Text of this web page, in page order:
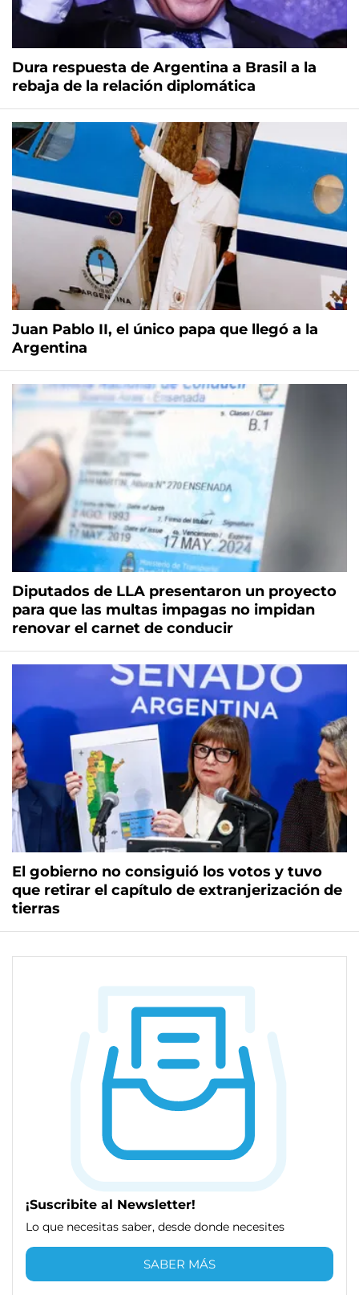
Dura respuesta de Argentina a Brasil a la
rebaja de la relación diplomática
Juan Pablo II, el único papa que llegó a la
Argentina
Diputados de LLA presentaron un proyecto
para que las multas impagas no impidan
renovar el carnet de conducir
El gobierno no consiguió los votos y tuvo
que retirar el capítulo de extranjerización de
tierras
¡Suscribite al Newsletter!
Lo que necesitas saber, desde donde necesites
SABER MÁS